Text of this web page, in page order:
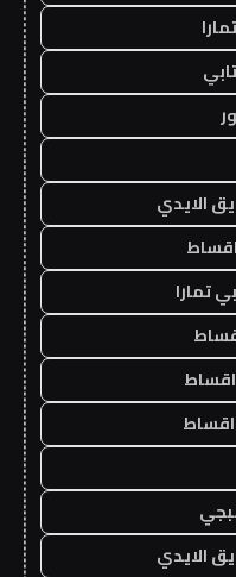
الايدي
تمارا
اقساط
الايدي